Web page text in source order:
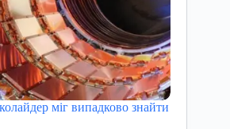
міг випадково знайти